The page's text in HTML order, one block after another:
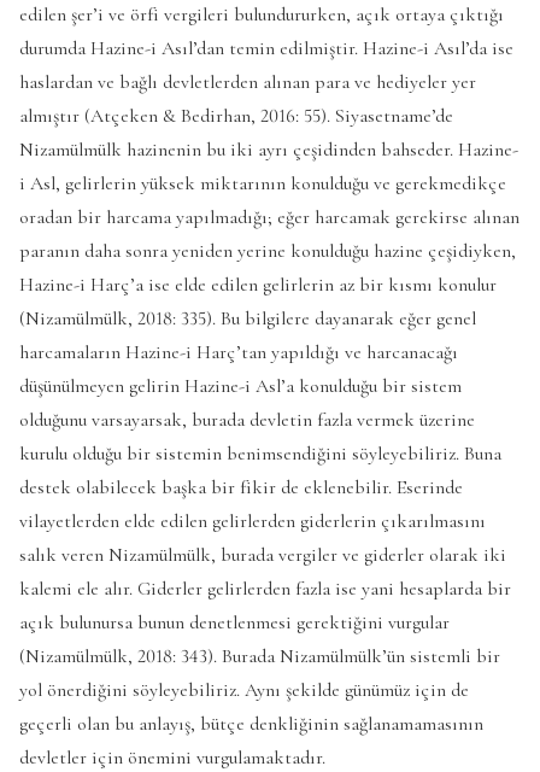
edilen şer’i ve örfi vergileri bulundururken, açık ortaya çıktığı
durumda Hazine-i Asıl’dan temin edilmiştir. Hazine-i Asıl’da ise
haslardan ve bağlı devletlerden alınan para ve hediyeler yer
almıştır (Atçeken & Bedirhan, 2016: 55). Siyasetname’de
Nizamülmülk hazinenin bu iki ayrı çeşidinden bahseder. Hazine-
i Asl, gelirlerin yüksek miktarının konulduğu ve gerekmedikçe
oradan bir harcama yapılmadığı; eğer harcamak gerekirse alınan
paranın daha sonra yeniden yerine konulduğu hazine çeşidiyken,
Hazine-i Harç’a ise elde edilen gelirlerin az bir kısmı konulur
(Nizamülmülk, 2018: 335). Bu bilgilere dayanarak eğer genel
harcamaların Hazine-i Harç’tan yapıldığı ve harcanacağı
düşünülmeyen gelirin Hazine-i Asl’a konulduğu bir sistem
olduğunu varsayarsak, burada devletin fazla vermek üzerine
kurulu olduğu bir sistemin benimsendiğini söyleyebiliriz. Buna
destek olabilecek başka bir fikir de eklenebilir. Eserinde
vilayetlerden elde edilen gelirlerden giderlerin çıkarılmasını
salık veren Nizamülmülk, burada vergiler ve giderler olarak iki
kalemi ele alır. Giderler gelirlerden fazla ise yani hesaplarda bir
açık bulunursa bunun denetlenmesi gerektiğini vurgular
(Nizamülmülk, 2018: 343). Burada Nizamülmülk’ün sistemli bir
yol önerdiğini söyleyebiliriz. Aynı şekilde günümüz için de
geçerli olan bu anlayış, bütçe denkliğinin sağlanamamasının
devletler için önemini vurgulamaktadır.